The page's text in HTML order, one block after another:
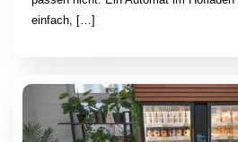
einfach, […]